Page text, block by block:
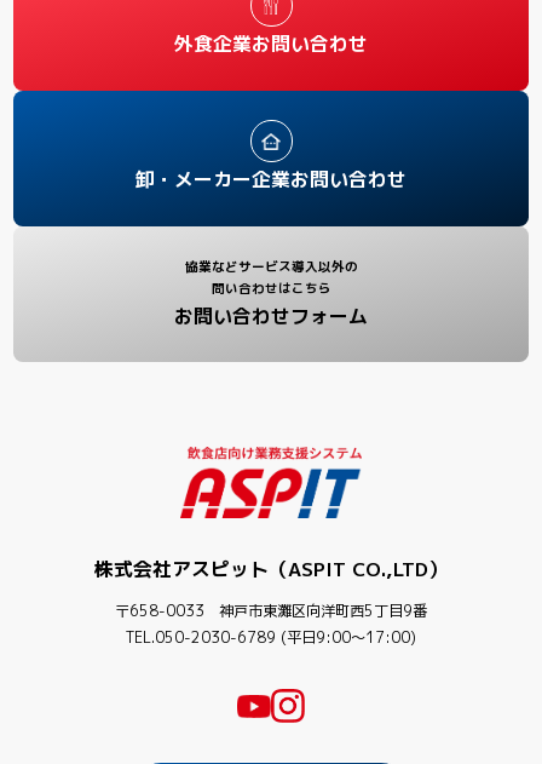
外食企業お問い合わせ
卸・メーカー企業お問い合わせ
協業などサービス導入以外の
問い合わせはこちら
お問い合わせフォーム
株式会社アスピット（ASPIT CO.,LTD）
〒658-0033 神戸市東灘区向洋町西5丁目9番
TEL.050-2030-6789 (平日9:00〜17:00)